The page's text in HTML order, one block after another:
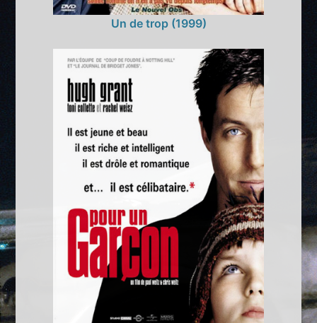
Un de trop (1999)